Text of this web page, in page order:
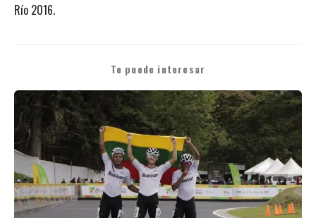
Río 2016.
Te puede interesar